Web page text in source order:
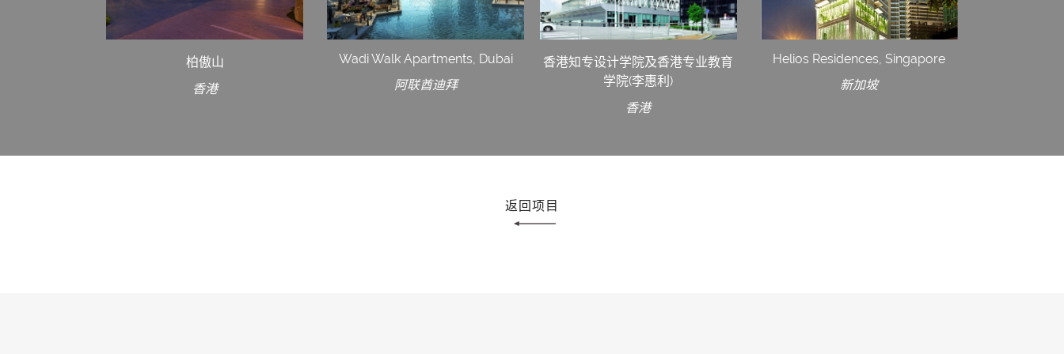
柏傲山
香港
Wadi Walk Apartments, Dubai
阿联酋迪拜
香港知专设计学院及香港专业教育
学院(李惠利)
香港
Helios Residences, Singapore
新加坡
返回项目